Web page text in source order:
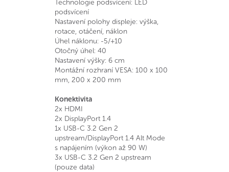
Technologie podsvícení: LED
podsvícení
Nastavení polohy displeje: výška,
rotace, otáčení, náklon
Úhel náklonu: -5/+10
Otočný úhel: 40
Nastavení výšky: 6 cm
Montážní rozhraní VESA: 100 x 100
mm, 200 x 200 mm
Konektivita
2x HDMI
2x DisplayPort 1.4
1x USB-C 3.2 Gen 2
upstream/DisplayPort 1.4 Alt Mode
s napájením (výkon až 90 W)
3x USB-C 3.2 Gen 2 upstream
(pouze data)